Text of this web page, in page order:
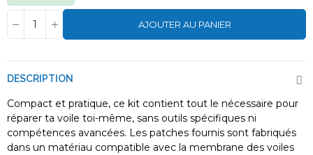
AJOUTER AU PANIER
DESCRIPTION
Compact et pratique, ce kit contient tout le nécessaire pour
réparer ta voile toi-même, sans outils spécifiques ni
compétences avancées. Les patches fournis sont fabriqués
dans un matériau compatible avec la membrane des voiles